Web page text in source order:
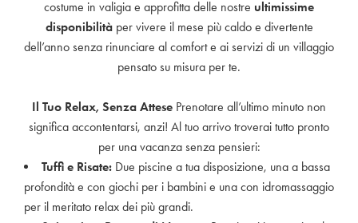
costume in valigia e approfitta delle nostre ultimissime
disponibilitàper vivere il mese più caldo e divertente
dell’anno senza rinunciare al comfort e ai servizi di un villaggio
pensato su misura per te.
Il Tuo Relax, Senza Attese Prenotare all’ultimo minuto non
significa accontentarsi, anzi! Al tuo arrivo troverai tutto pronto
per una vacanza senza pensieri:
Tuffi e Risate: Due piscine a tua disposizione, una a bassa
profondità e con giochi per i bambini e una con idromassaggio
per il meritato relax dei più grandi.